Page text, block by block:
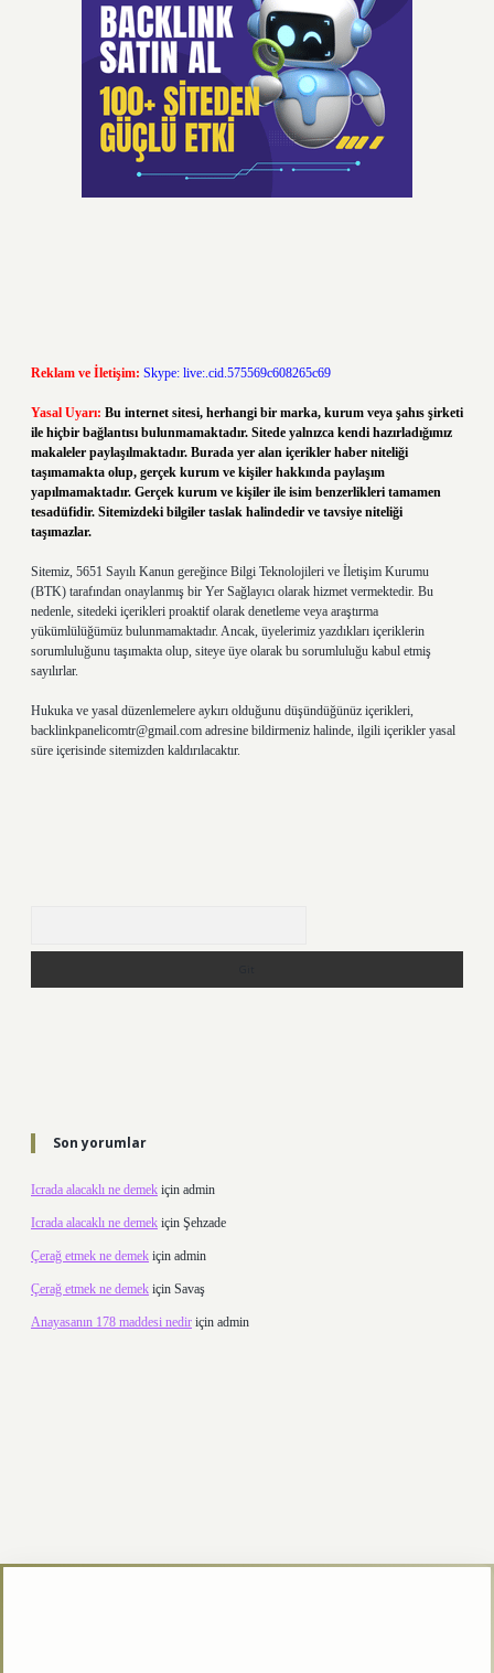
Reklam ve İletişim: Skype: live:.cid.575569c608265c69
Yasal Uyarı: Bu internet sitesi, herhangi bir marka, kurum veya şahıs şirketi
ile hiçbir bağlantısı bulunmamaktadır. Sitede yalnızca kendi hazırladığımız
makaleler paylaşılmaktadır. Burada yer alan içerikler haber niteliği
taşımamakta olup, gerçek kurum ve kişiler hakkında paylaşım
yapılmamaktadır. Gerçek kurum ve kişiler ile isim benzerlikleri tamamen
tesadüfidir. Sitemizdeki bilgiler taslak halindedir ve tavsiye niteliği
taşımazlar.
Sitemiz, 5651 Sayılı Kanun gereğince Bilgi Teknolojileri ve İletişim Kurumu
(BTK) tarafından onaylanmış bir Yer Sağlayıcı olarak hizmet vermektedir. Bu
nedenle, sitedeki içerikleri proaktif olarak denetleme veya araştırma
yükümlülüğümüz bulunmamaktadır. Ancak, üyelerimiz yazdıkları içeriklerin
sorumluluğunu taşımakta olup, siteye üye olarak bu sorumluluğu kabul etmiş
sayılırlar.
Hukuka ve yasal düzenlemelere aykırı olduğunu düşündüğünüz içerikleri,
backlinkpanelicomtr@gmail.com adresine bildirmeniz halinde, ilgili içerikler yasal
süre içerisinde sitemizden kaldırılacaktır.
Son yorumlar
Icrada alacaklı ne demek için admin
Icrada alacaklı ne demek için Şehzade
Çerağ etmek ne demek için admin
Çerağ etmek ne demek için Savaş
Anayasanın 178 maddesi nedir için admin